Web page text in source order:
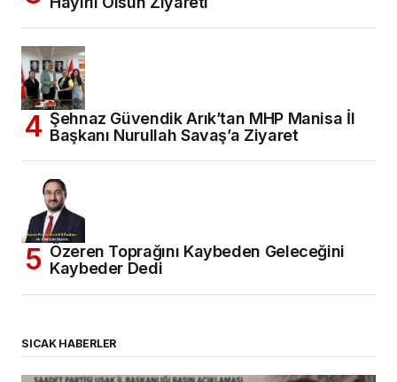
Şehnaz Güvendik Arık’tan MHP Manisa İl
Başkanı Nurullah Savaş’a Ziyaret
Özeren Toprağını Kaybeden Geleceğini
Kaybeder Dedi
SICAK HABERLER